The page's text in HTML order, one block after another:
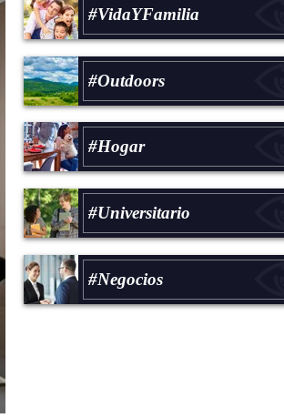
#VidaYFamilia
#Outdoors
#Hogar
#Universitario
#Negocios